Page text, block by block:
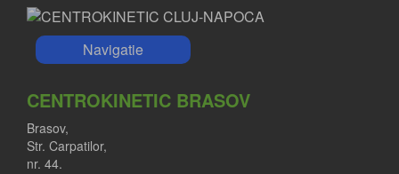
Navigatie
CENTROKINETIC BRASOV
Brasov,
Str. Carpatilor,
nr. 44.